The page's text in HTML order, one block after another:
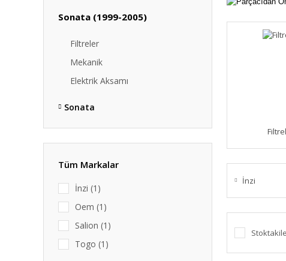
Sonata (1999-2005)
Filtreler
Mekanik
Elektrik Aksamı
Sonata
Tüm Markalar
İnzi (1)
Oem (1)
Salion (1)
Togo (1)
İnzi